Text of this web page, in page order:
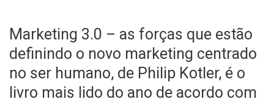
Marketing 3.0 – as forças que estão
definindo o novo marketing centrado
no ser humano, de Philip Kotler, é o
livro mais lido do ano de acordo com